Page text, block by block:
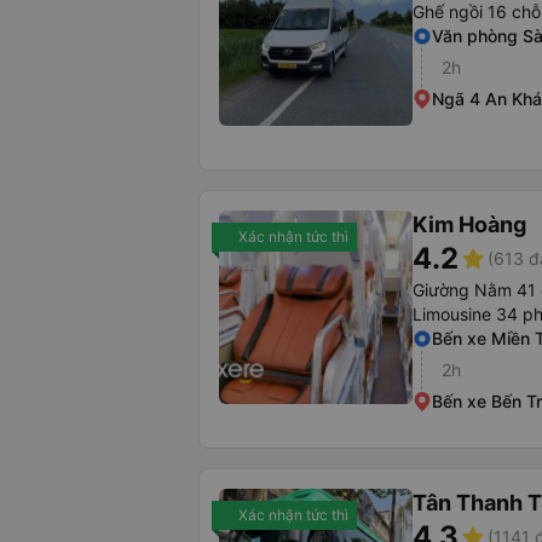
Ghế ngồi 16 chỗ
Văn phòng
2h
Ngã 4 An
Xác nhận tức thì Kim Hoàng
4.2star (613
Giường Nằm 41
Limousine 34
Bến xe Miền
2h
Bến xe Bến
Xác nhận tức thì Tân Thanh
(1141